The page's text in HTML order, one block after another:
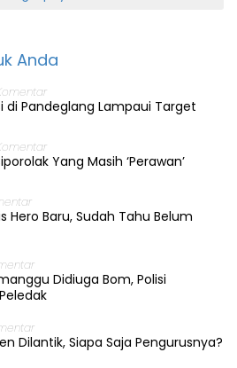
Anda
di Pandeglang Lampaui Target
Yang Masih ‘Perawan’
Hero Baru, Sudah Tahu Belum
Didiuga Bom, Polisi
Dilantik, Siapa Saja Pengurusnya?